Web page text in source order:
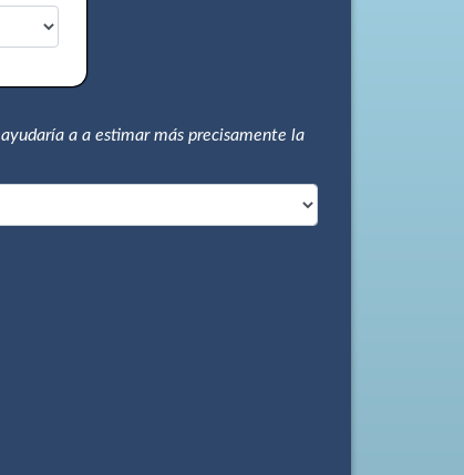
a a estimar más precisamente la